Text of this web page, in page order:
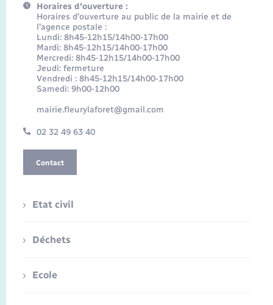
Horaires d'ouverture :
Horaires d’ouverture au public de la mairie et de
l’agence postale :
Lundi: 8h45-12h15/14h00-17h00
Mardi: 8h45-12h15/14h00-17h00
Mercredi: 8h45-12h15/14h00-17h00
Jeudi: fermeture
Vendredi : 8h45-12h15/14h00-17h00
Samedi: 9h00-12h00
mairie.fleurylaforet@gmail.com
02 32 49 63 40
Contact
Etat civil
Déchets
Ecole